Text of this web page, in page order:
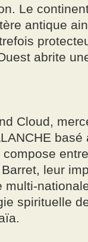
Le
antique
abrite
Cloud,
leur
multi-
spirituelle